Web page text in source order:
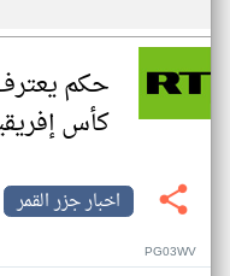
حكم
كأس إفريقيا
اخبار جزر القمر
PG03WV